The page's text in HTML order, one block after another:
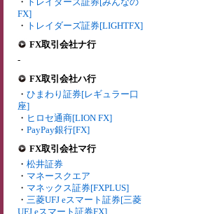
FX]
・ トレイダーズ証券[LIGHTFX]
FX取引会社ナ行
-
FX取引会社ハ行
・ ひまわり証券[レギュラー口
座]
・ ヒロセ通商[LION FX]
・ PayPay銀行[FX]
FX取引会社マ行
・ 松井証券
・ マネースクエア
・ マネックス証券[FXPLUS]
・ 三菱UFJ eスマート証券[三菱
UFJ eスマート証券FX]